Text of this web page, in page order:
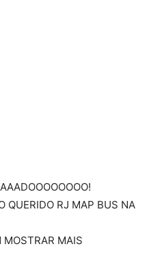
QUERIDO RJ MAP BUS NA
MAIS